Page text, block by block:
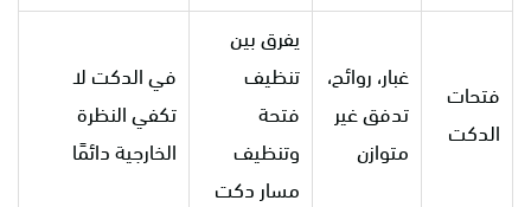
فتحات
الدكت
غبار، روائح،
تدفق غير
متوازن
يفرق بين
تنظيف
فتحة
وتنظيف
مسار دكت
في الدكت لا
تكفي النظرة
الخارجية دائمًا